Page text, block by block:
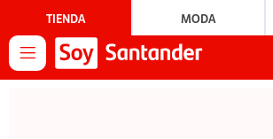
TIENDA MODA
